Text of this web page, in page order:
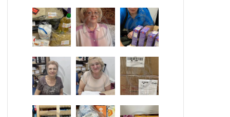
ухода», которая учит пожилых и инвалидов
простым навыкам самообслуживания.
Люди с проблемами зрения
обеспечиваются плеерами, и в досуговое
время слушают аудиокниги и
аудиоспектакли.
Работает тренажерный зал.